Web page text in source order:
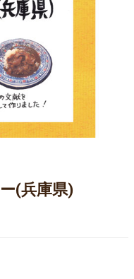
(兵庫県)